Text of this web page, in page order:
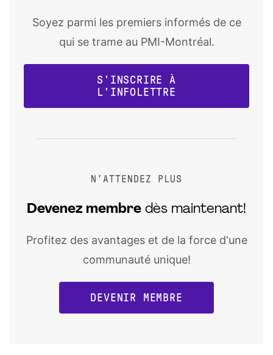
Soyez parmi les premiers informés de ce
qui se trame au PMI-Montréal.
S'INSCRIRE À
L'INFOLETTRE
N'ATTENDEZ PLUS
Devenez membre dès maintenant!
Profitez des avantages et de la force d'une
communauté unique!
DEVENIR MEMBRE